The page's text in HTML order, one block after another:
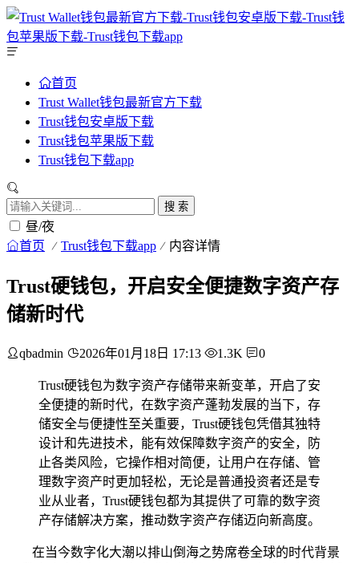
首页
Trust Wallet钱包最新官方下载
Trust钱包安卓版下载
Trust钱包苹果版下载
Trust钱包下载app
搜 索
昼/夜
首页 Trust钱包下载app 内容详情
Trust硬钱包，开启安全便捷数字资产存
储新时代
qbadmin 2026年01月18日 17:13 1.3K 0
Trust硬钱包为数字资产存储带来新变革，开启了安
全便捷的新时代，在数字资产蓬勃发展的当下，存
储安全与便捷性至关重要，Trust硬钱包凭借其独特
设计和先进技术，能有效保障数字资产的安全，防
止各类风险，它操作相对简便，让用户在存储、管
理数字资产时更加轻松，无论是普通投资者还是专
业从业者，Trust硬钱包都为其提供了可靠的数字资
产存储解决方案，推动数字资产存储迈向新高度。
在当今数字化大潮以排山倒海之势席卷全球的时代背景